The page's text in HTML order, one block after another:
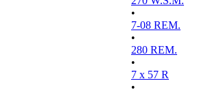
•
7-08 REM.
•
280 REM.
•
7 x 57 R
•